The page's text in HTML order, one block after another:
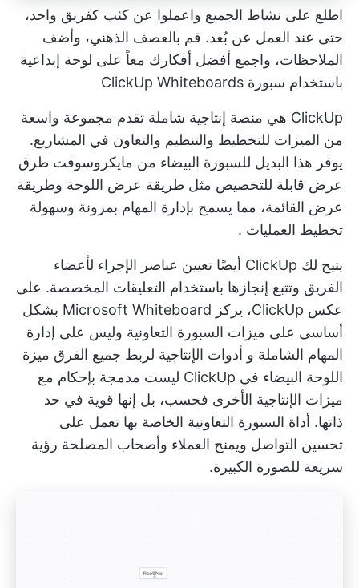
اطلع على نشاط الجميع واعملوا عن كثب كفريق واحد،
حتى عند العمل عن بُعد. قم بالعصف الذهني، وأضف
الملاحظات، واجمع أفضل أفكارك معاً على لوحة إبداعية
باستخدام سبورة ClickUp Whiteboards
ClickUp هي منصة إنتاجية شاملة تقدم مجموعة واسعة
من الميزات للتخطيط والتنظيم والتعاون في المشاريع.
يوفر هذا البديل للسبورة البيضاء من مايكروسوفت طرق
عرض قابلة للتخصيص مثل طريقة عرض اللوحة وطريقة
عرض القائمة، مما يسمح بإدارة المهام بمرونة وسهولة
تخطيط العمليات .
يتيح لك ClickUp أيضًا تعيين عناصر الإجراء لأعضاء
الفريق وتتبع إنجازها باستخدام التعليقات المخصصة. على
عكس ClickUp، يركز Microsoft Whiteboard بشكل
أساسي على ميزات السبورة التعاونية وليس على إدارة
المهام الشاملة و أدوات الإنتاجية لربط جميع الفرق ميزة
اللوحة البيضاء في ClickUp
ليست مدمجة بإحكام مع
ميزات الإنتاجية الأخرى فحسب، بل إنها قوية في حد
ذاتها. أداة السبورة التعاونية الخاصة بها تعمل على
تحسين التواصل ويمنح العملاء وأصحاب المصلحة رؤية
سريعة للصورة الكبيرة.